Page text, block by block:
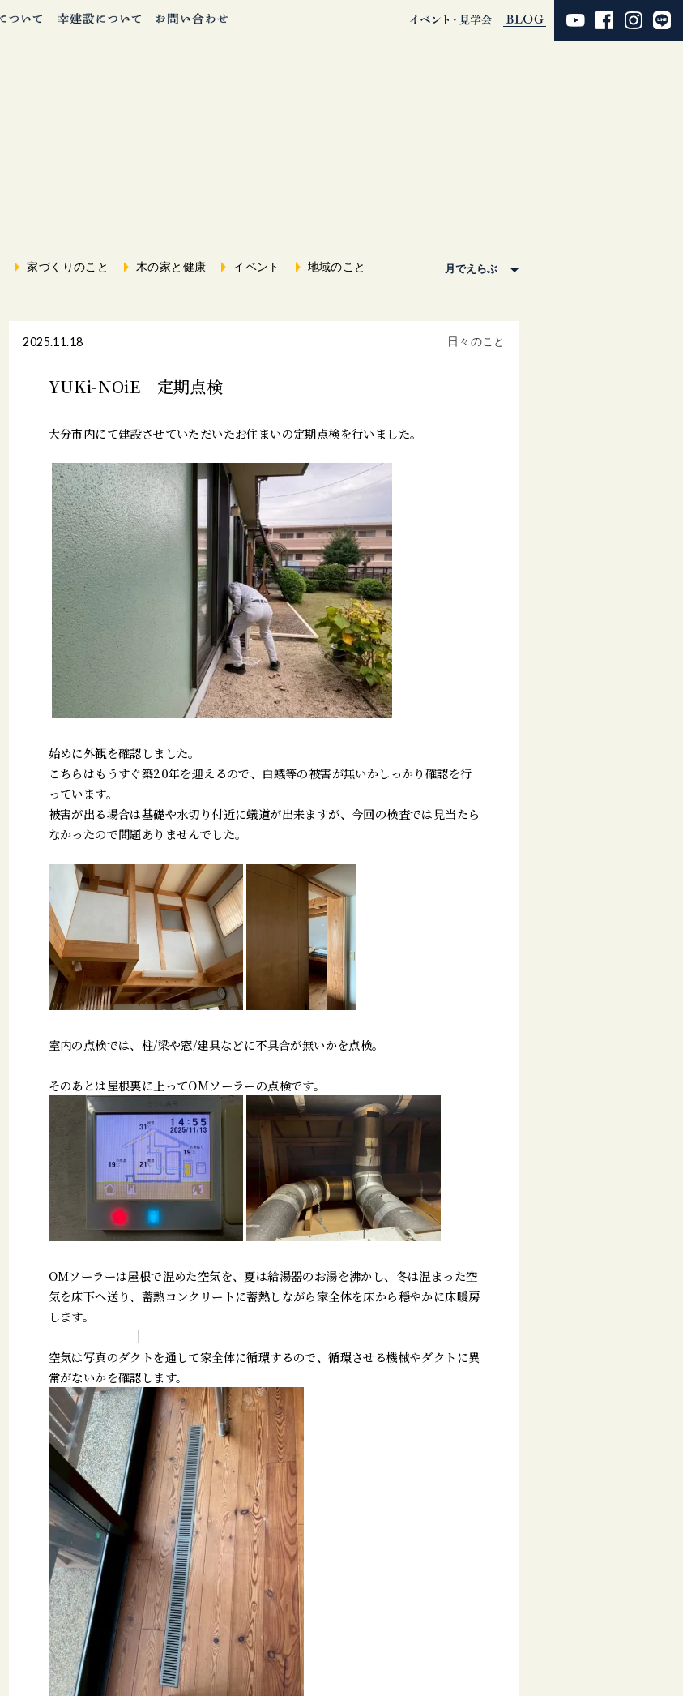
家づくりのこと 木の家と健康 イベント
地域のこと
2025.11.18 日々のこと
YUKi-NOiE 定期点検
大分市内にて建設させていただいたお住まいの定期点検を行いました。
始めに外観を確認しました。
こちらはもうすぐ築20年を迎えるので、白蟻等の被害が無いかしっかり確認を行
っています。
被害が出る場合は基礎や水切り付近に蟻道が出来ますが、今回の検査では見当たら
なかったので問題ありませんでした。
室内の点検では、柱/梁や窓/建具などに不具合が無いかを点検。
そのあとは屋根裏に上ってOMソーラーの点検です。
OMソーラーは屋根で温めた空気を、夏は給湯器のお湯を沸かし、冬は温まった空
気を床下へ送り、蓄熱コンクリートに蓄熱しながら家全体を床から穏やかに床暖房
します。
空気は写真のダクトを通して家全体に循環するので、循環させる機械やダクトに異
常がないかを確認します。